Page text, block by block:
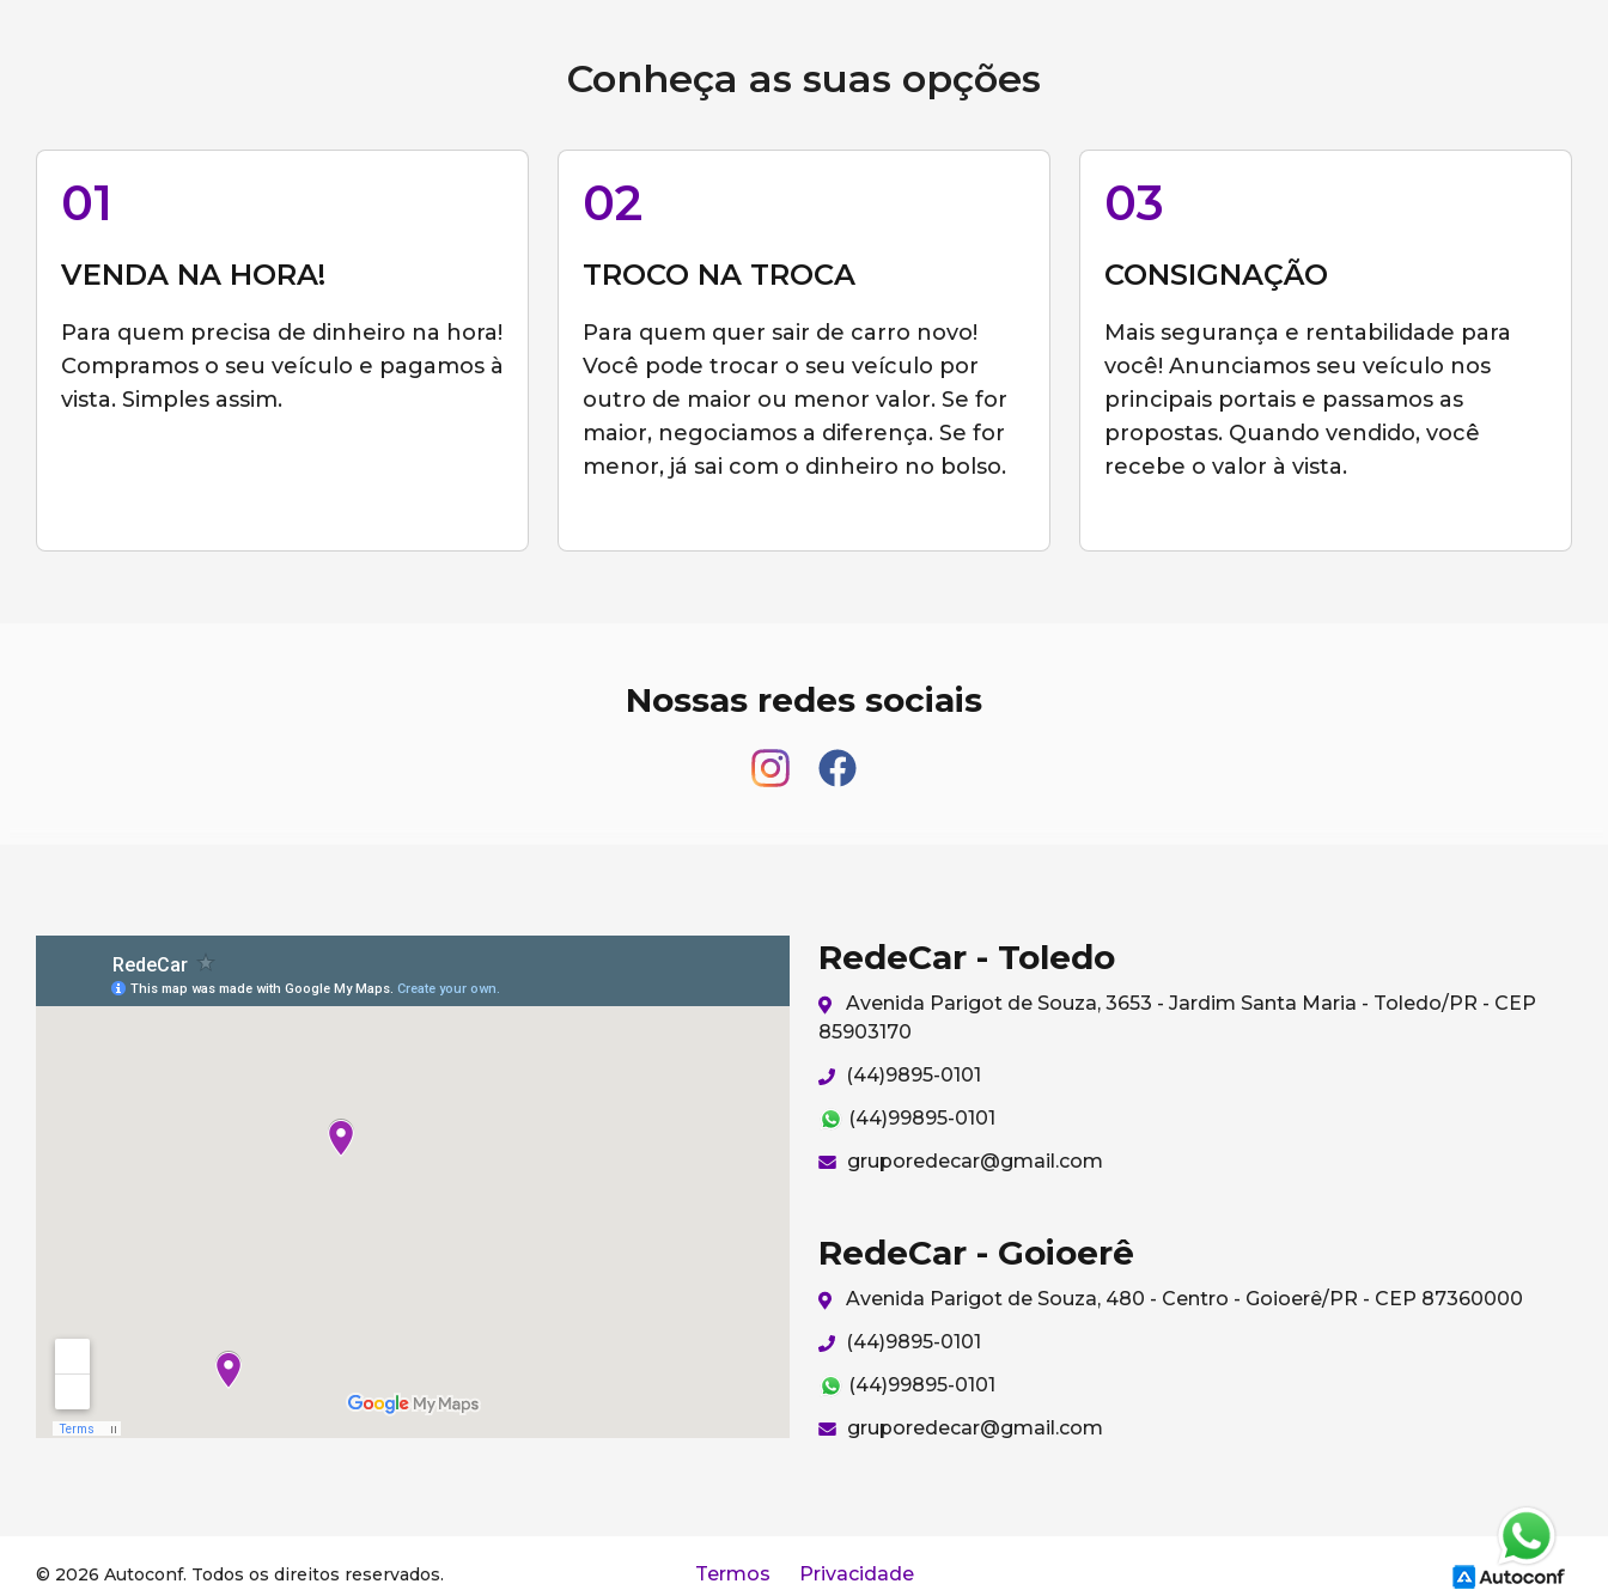
Conheça as suas opções
01
VENDA NA HORA!
Para quem precisa de dinheiro na hora!
Compramos o seu veículo e pagamos à
vista. Simples assim.
02
TROCO NA TROCA
Para quem quer sair de carro novo!
Você pode trocar o seu veículo por
outro de maior ou menor valor. Se for
maior, negociamos a diferença. Se for
menor, já sai com o dinheiro no bolso.
03
CONSIGNAÇÃO
Mais segurança e rentabilidade para
você! Anunciamos seu veículo nos
principais portais e passamos as
propostas. Quando vendido, você
recebe o valor à vista.
Nossas redes sociais
RedeCar - Toledo
Avenida Parigot de Souza, 3653 - Jardim Santa Maria - Toledo/PR - CEP
85903170
(44)9895-0101
(44)99895-0101
gruporedecar@gmail.com
RedeCar - Goioerê
Avenida Parigot de Souza, 480 - Centro - Goioerê/PR - CEP 87360000
(44)9895-0101
(44)99895-0101
gruporedecar@gmail.com
© 2026 Autoconf. Todos os direitos reservados. Termos Privacidade